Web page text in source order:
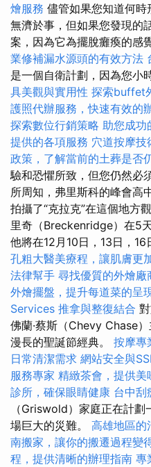
燴服務 儘管如果您知道何
無濟於事，但如果您發現的
案，因為它為擺脫癱瘓的感
業修補漏水源頭的有效方法
是一個自衛計劃，因為您小
具美觀與實用性 探索buffet
護照代辦服務，快速有效的
探索數位行銷策略 助您成功
提供的各項服務 穴道按摩技
政策，了解當前的土葬是否
驗和恐懼所致，但您仍然必
所周知，弗里斯科的峰會高
拍攝了“克拉克”在這個地方
里奇（Breckenridge）在5
他將在12月10日，13日，16
孔粗大醫美療程，讓肌膚更
法律幫手 尋找優質的外燴廠
外燴擺盤，提升每道菜的呈
Services 推拿與整復結合
佛蘭·蔡斯（Chevy Chase
漫長的聖誕節經典。 按摩專
日常清潔需求 網站安全與
服務專家 精緻茶會，提供美
診所，確保眼睛健康 台中刮
（Griswold）家庭正在計
場巨大的災難。 高雄地區的
南搬家，讓你的搬遷過程變
程，提供清晰的辦理指南 專